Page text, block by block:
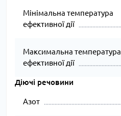
Мінімальна температура
ефективної дії
Максимальна температура
ефективної дії
Діючі речовини
Азот